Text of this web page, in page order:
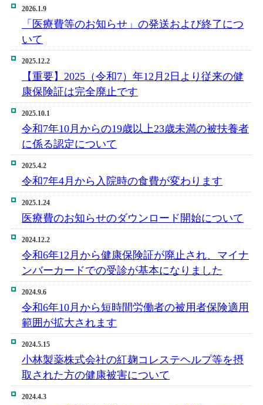
2026.1.9
「医療費等のお知らせ」の発送および終了につ
いて
2025.12.2
【重要】2025（令和7）年12月2日より従来の健
康保険証は完全廃止です
2025.10.1
令和7年10月からの19歳以上23歳未満の被扶養者
に係る認定について
2025.4.2
令和7年4月から入院時の食費が変わります
2025.1.24
医療費のお知らせのダウンロード開始について
2024.12.2
令和6年12月から健康保険証が廃止され、マイナ
ンバーカードでの受診が基本になりました
2024.9.6
令和6年10月から短時間労働者の被用者保険適用
範囲が拡大されます
2024.5.15
小林製薬株式会社の紅麹コレステヘルプ等を摂
取された方の健康被害について
2024.4.3